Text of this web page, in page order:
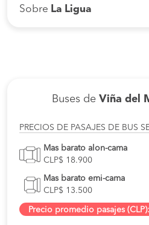
Sobre La Ligua
Buses de Viña del
PRECIOS DE PASAJES DE BUS
Mas barato alon-cama
CLP$ 18.900
Mas barato emi-cama
CLP$ 13.500
Precio promedio pasajes (CLP):